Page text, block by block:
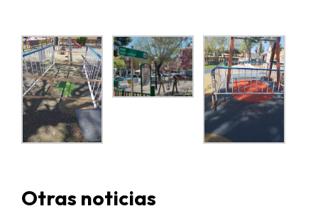
Otras noticias